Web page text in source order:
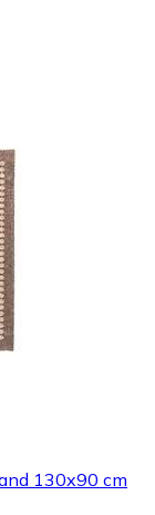
130x90 cm